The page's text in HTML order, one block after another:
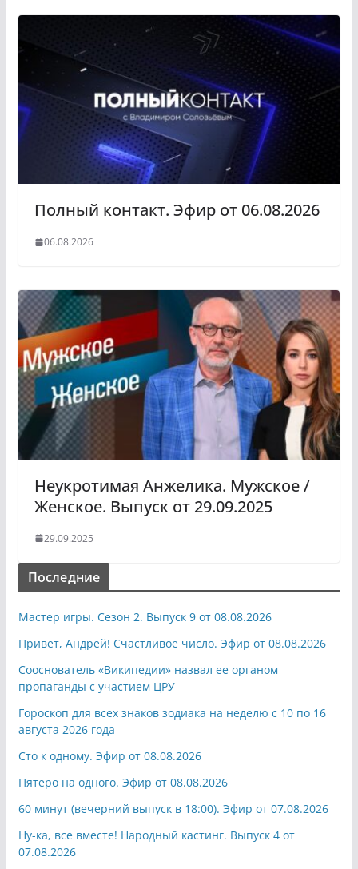
Полный контакт. Эфир от 06.08.2026
06.08.2026
Неукротимая Анжелика. Мужское /
Женское. Выпуск от 29.09.2025
29.09.2025
Последние
Мастер игры. Сезон 2. Выпуск 9 от 08.08.2026
Привет, Андрей! Счастливое число. Эфир от 08.08.2026
Сооснователь «Википедии» назвал ее органом
пропаганды с участием ЦРУ
Гороскоп для всех знаков зодиака на неделю с 10 по 16
августа 2026 года
Сто к одному. Эфир от 08.08.2026
Пятеро на одного. Эфир от 08.08.2026
60 минут (вечерний выпуск в 18:00). Эфир от 07.08.2026
Ну-ка, все вместе! Народный кастинг. Выпуск 4 от
07.08.2026